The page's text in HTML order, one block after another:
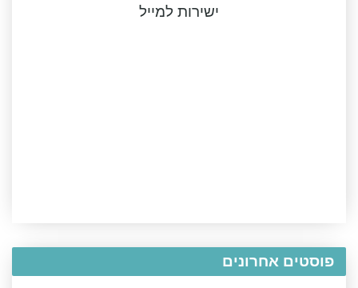
ישירות למייל
פוסטים אחרונים